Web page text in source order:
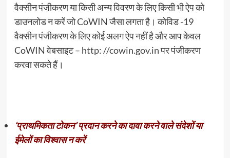
वैक्सीन पंजीकरण या किसी अन्य विवरण के लिए किसी भी ऐप को
डाउनलोड न करें जो CoWIN जैसा लगता है। कोविड -19
वैक्सीन पंजीकरण के लिए कोई अलग ऐप नहीं है और आप केवल
CoWIN वेबसाइट – http: //cowin.gov.inपर पंजीकरण
करवा सकते हैं।
‘प्राथमिकता टोकन’ प्रदान करने का दावा करने वाले संदेशों या
ईमेलों का विश्वास न करें